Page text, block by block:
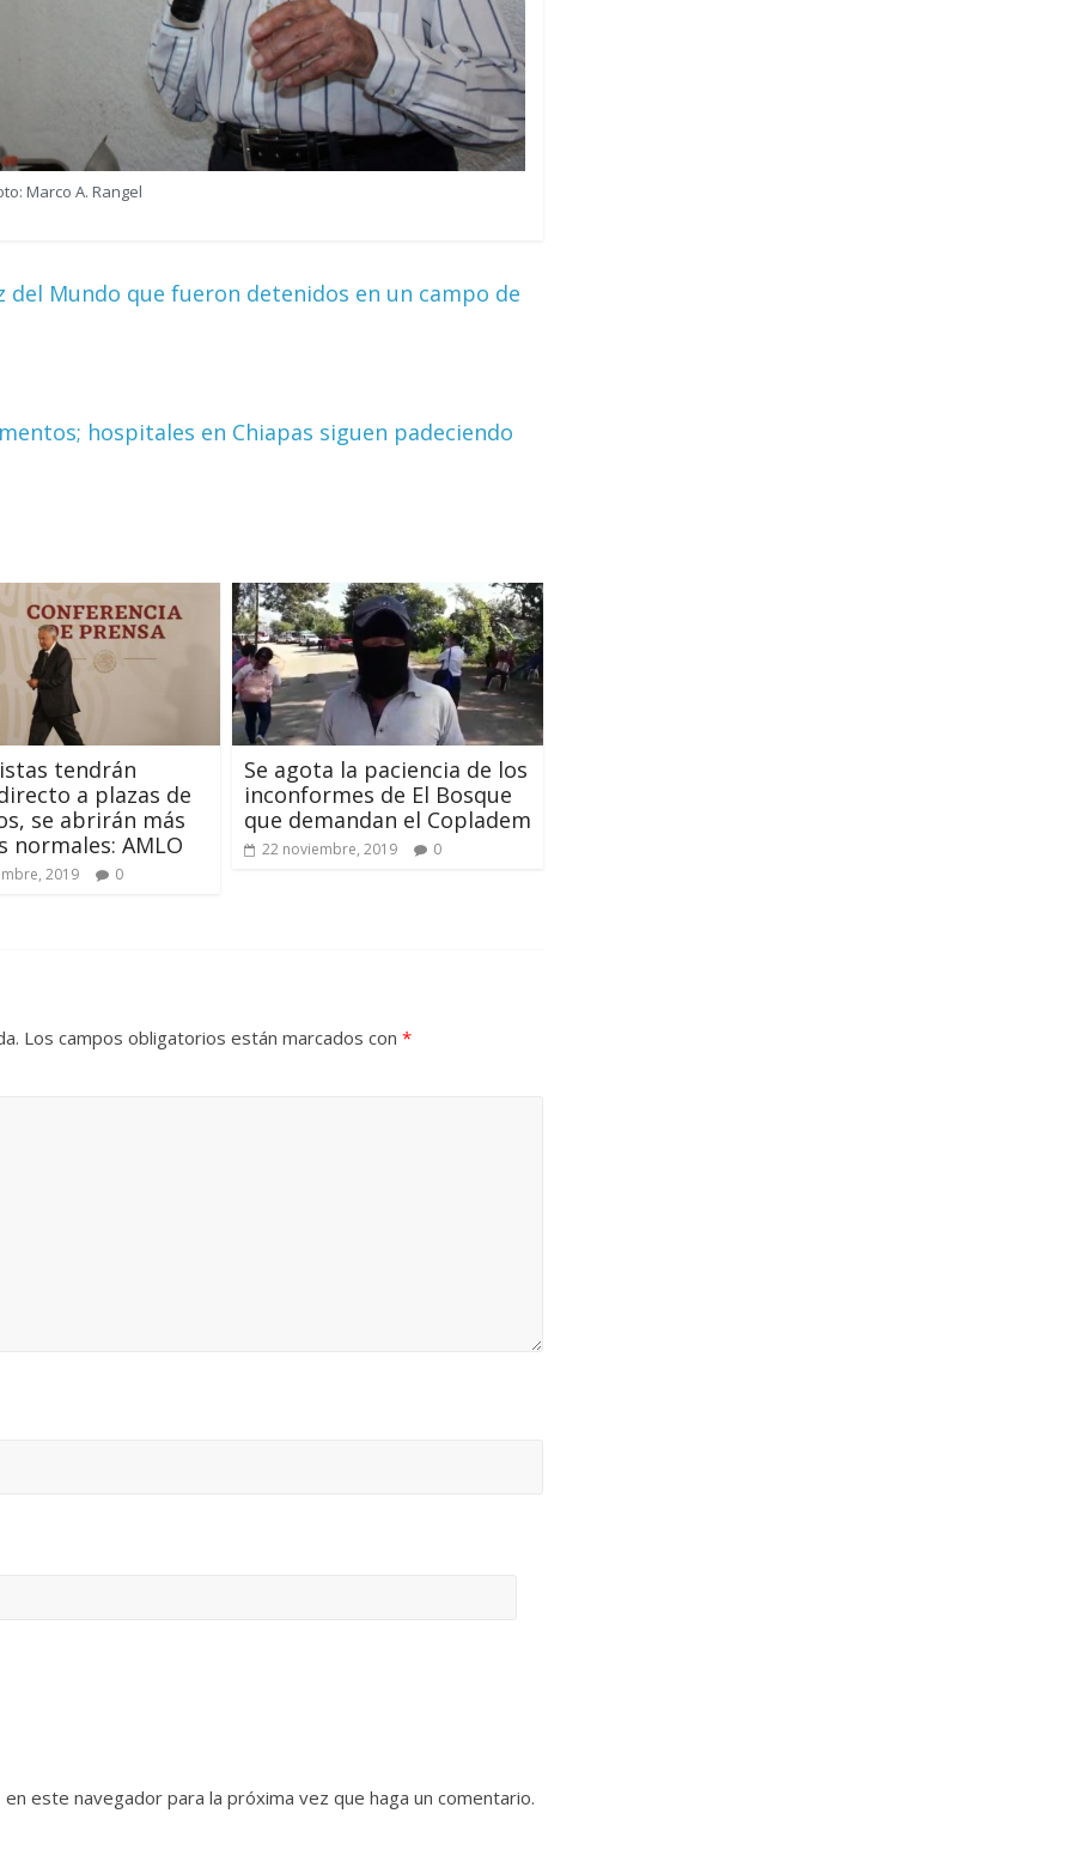
Marco A. Rangel
Mundo que fueron detenidos en un campo de
hospitales en Chiapas siguen padeciendo
tendrán
a plazas de
se abrirán más
normales: AMLO
2019 0
Se agota la paciencia de los
inconformes de El Bosque
que demandan el Copladem
22 noviembre, 2019 0
Los campos obligatorios están marcados con *
este navegador para la próxima vez que haga un comentario.